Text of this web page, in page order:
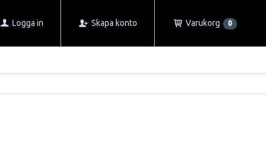
Logga in Skapa konto Varukorg 0